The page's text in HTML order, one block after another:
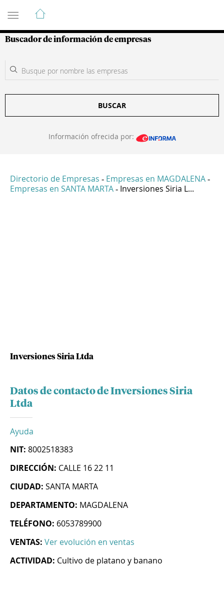
Guía de Empresas Colombianas
Buscador de información de empresas
BUSCAR
Información ofrecida por:
Directorio de Empresas - Empresas en MAGDALENA -
Empresas en SANTA MARTA - Inversiones Siria L...
Inversiones Siria Ltda
Datos de contacto de Inversiones Siria
Ltda
Ayuda
NIT: 8002518383
DIRECCIÓN: CALLE 16 22 11
CIUDAD: SANTA MARTA
DEPARTAMENTO: MAGDALENA
TELÉFONO: 6053789900
VENTAS: Ver evolución en ventas
ACTIVIDAD: Cultivo de platano y banano